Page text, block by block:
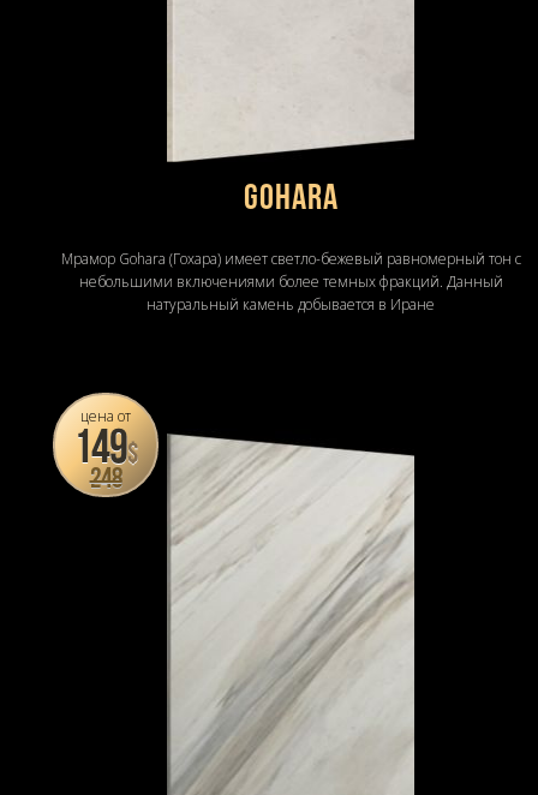
Gohara
Мрамор Gohara (Гохара) имеет светло-бежевый равномерный тон с
небольшими включениями более темных фракций. Данный
натуральный камень добывается в Иране
цена от
149$
248